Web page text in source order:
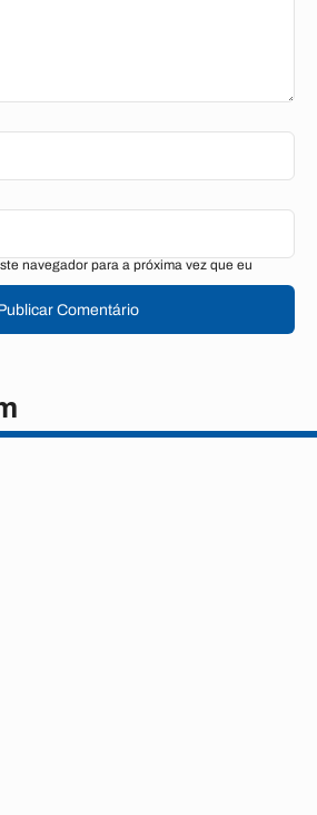
navegador para a próxima vez que eu
Comentário